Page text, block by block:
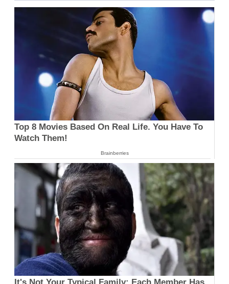
Top 8 Movies Based On Real Life. You Have To
Watch Them!
Brainberries